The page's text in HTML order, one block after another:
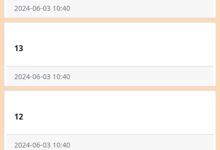
2024-06-03 10:40
13
2024-06-03 10:40
12
2024-06-03 10:40